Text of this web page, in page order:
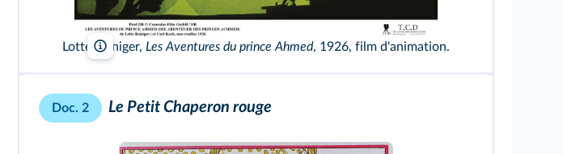
Comenius-Film GmbH/DR/TCD
Lotte Reiniger, Les Aventures du prince Ahmed, 1926, film d'animation.
Doc. 2 Le Petit Chaperon rouge